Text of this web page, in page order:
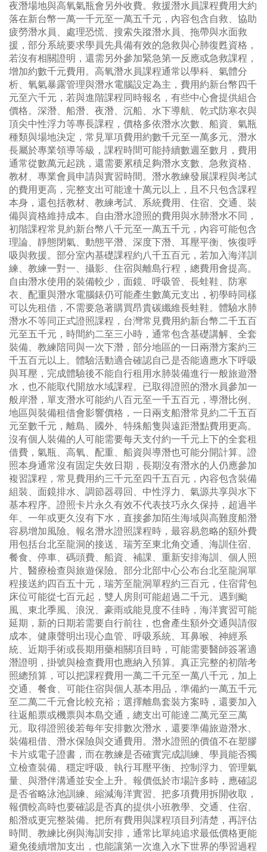
夜潛場地與高氧氣瓶會另外收費。救援潛水員課程費用大約
落在新台幣一萬一千元至一萬五千元，內容包含自救、協助
疲勞潛水員、處理恐慌、搜索失蹤潛水員、拖帶與水面救
援，部分系統要求學員先具備有效的急救與心肺復甦資格，
若沒有相關證明，還需另外參加緊急第一反應或急救課程，
增加約數千元費用。高氧潛水員課程通常以學科、氣體分
析、氧氣暴露管理與潛水電腦設定為主，費用約新台幣四千
元至六千元，若與進階課程同時報名，有些中心會提供組合
價格。深潛、船潛、夜潛、沉船、水下導航、乾式防寒衣與
頂尖中性浮力等專長課程，價格多依潛水次數、船資、氣瓶
種類與場地決定，常見單項費用約數千元至一萬多元。潛水
長屬於專業領導等級，課程時間可能持續數週至數月，費用
通常從數萬元起跳，還需要累積足夠潛水支數、急救資格、
教材、專業會員申請與實習時間。潛水教練發展課程與考試
的費用更高，完整支出可能達十萬元以上，且不只包含課程
本身，還包括教材、教練考試、系統費用、住宿、交通、裝
備與資格維持成本。自由潛水證照的費用與水肺潛水不同，
初階課程常見約新台幣八千元至一萬五千元，內容可能包含
理論、靜態閉氣、動態平潛、深度下潛、耳壓平衡、恢復呼
吸與救援。部分室內基礎課程約八千五百元，若加入海洋訓
練、教練一對一、攝影、住宿與離島行程，總費用會提高。
自由潛水使用的裝備較少，面鏡、呼吸管、長蛙鞋、防寒
衣、配重與潛水電腦錶仍可能產生數萬元支出，初學時同樣
可以先租借，不需要急著購買昂貴碳纖維長蛙鞋。體驗水肺
潛水不等同正式證照課程，台灣常見費用約新台幣二千五百
元至五千元，時間約二至三小時，通常包含基礎講解、全套
裝備、教練陪同與一次下潛，部分地區的一日兩潛方案約三
千五百元以上。體驗活動適合確認自己是否能適應水下呼吸
與耳壓，完成體驗後不能自行租用水肺裝備進行一般旅遊潛
水，也不能取代開放水域課程。已取得證照的潛水員參加一
般岸潛，單支潛水可能約八百元至一千五百元，導潛比例、
地區與裝備租借會影響價格，一日兩支船潛常見約二千五百
元至數千元，離島、國外、特殊船隻與遠距潛點費用更高。
沒有個人裝備的人可能需要每天支付約一千元上下的全套租
借費，氣瓶、高氧、配重、船資與導潛也可能分開計算。證
照本身通常沒有固定失效日期，長期沒有潛水的人仍應參加
複習課程，常見費用約三千元至四千五百元，內容包含裝備
組裝、面鏡排水、調節器尋回、中性浮力、氣源共享與水下
基本程序。證照卡片永久有效不代表技巧永久保持，超過半
年、一年或更久沒有下水，直接參加陌生海域與高難度船潛
容易增加風險。報名潛水證照課程時，最容易忽略的額外費
用包括台北至龍洞的接送、瑞芳至東北角交通、海訓住宿、
餐食、停車、碼頭費、船資、補課、重新安排海訓、個人照
片、醫療檢查與旅遊保險。部分北部中心公布台北至龍洞單
程接送約四百五十元，瑞芳至龍洞單程約三百元，住宿背包
床位可能從七百元起，雙人房則可能超過二千元。遇到颱
風、東北季風、浪況、豪雨或能見度不佳時，海洋實習可能
延期，新的日期若需要自行前往，也會產生額外交通與請假
成本。健康聲明出現心血管、呼吸系統、耳鼻喉、神經系
統、近期手術或長期用藥相關項目時，可能需要醫師簽署適
潛證明，掛號與檢查費用也應納入預算。真正完整的初階考
照總預算，可以把課程費用一萬二千元至一萬八千元，加上
交通、餐食、可能住宿與個人基本用品，準備約一萬五千元
至二萬二千元會比較充裕；選擇離島套裝方案時，還要加入
往返船票或機票與本島交通，總支出可能達二萬元至三萬
元。取得證照後若每年安排數次潛水，還要準備旅遊潛水、
裝備租借、潛水保險與交通費用。潛水證照的價值不在塑膠
卡片或電子證書，而在教練是否確實完成訓練、學員能否獨
立檢查裝備、穩定呼吸、執行耳壓平衡、控制浮力、管理氣
量、與潛伴溝通並安全上升。報價低於市場許多時，應確認
是否省略泳池訓練、縮減海洋實習、把多項費用拆開收取，
報價較高時也要確認是否真的提供小班教學、交通、住宿、
船潛或更完整裝備。把所有費用與課程項目列清楚，再評估
時間、教練比例與海訓安排，通常比單純追求最低價格更能
避免後續增加支出，也能讓第一次進入水下世界的學習過程